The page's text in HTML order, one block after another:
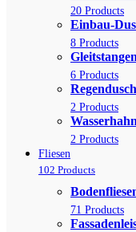
20 Products
Einbau-
8 Products
Gleitstangen
6 Products
2 Products
2 Products
Fliesen
102 Products
71 Products